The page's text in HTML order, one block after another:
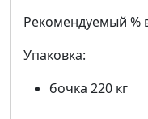
Рекомендуемый %
Упаковка:
бочка 220 кг